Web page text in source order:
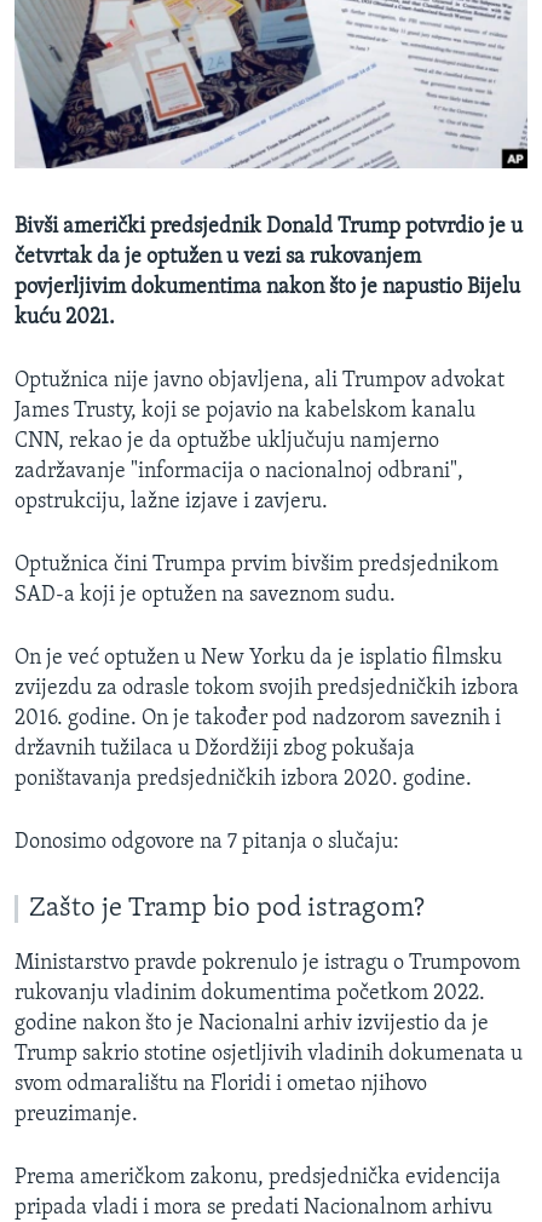
MAGAZIN
O GLASU AMERIKE
Learning English
Jezici
Bivši američki predsjednik Donald Trump potvrdio je u
četvrtak da je optužen u vezi sa rukovanjem
povjerljivim dokumentima nakon što je napustio Bijelu
kuću 2021.
Optužnica nije javno objavljena, ali Trumpov advokat
James Trusty, koji se pojavio na kabelskom kanalu
CNN, rekao je da optužbe uključuju namjerno
zadržavanje "informacija o nacionalnoj odbrani",
opstrukciju, lažne izjave i zavjeru.
Optužnica čini Trumpa prvim bivšim predsjednikom
SAD-a koji je optužen na saveznom sudu.
On je već optužen u New Yorku da je isplatio filmsku
zvijezdu za odrasle tokom svojih predsjedničkih izbora
2016. godine. On je također pod nadzorom saveznih i
državnih tužilaca u Džordžiji zbog pokušaja
poništavanja predsjedničkih izbora 2020. godine.
Donosimo odgovore na 7 pitanja o slučaju:
Zašto je Tramp bio pod istragom?
Ministarstvo pravde pokrenulo je istragu o Trumpovom
rukovanju vladinim dokumentima početkom 2022.
godine nakon što je Nacionalni arhiv izvijestio da je
Trump sakrio stotine osjetljivih vladinih dokumenata u
svom odmaralištu na Floridi i ometao njihovo
preuzimanje.
Prema američkom zakonu, predsjednička evidencija
pripada vladi i mora se predati Nacionalnom arhivu